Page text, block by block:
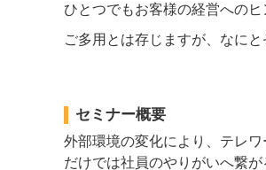
ひとつでもお客様の経営への
ご多用とは存じますが、なに
セミナー概要
外部環境の変化により、テレ
だけでは社員のやりがいへ繋が